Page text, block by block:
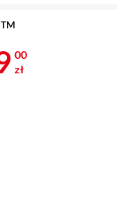
6 179 zł
00
zł